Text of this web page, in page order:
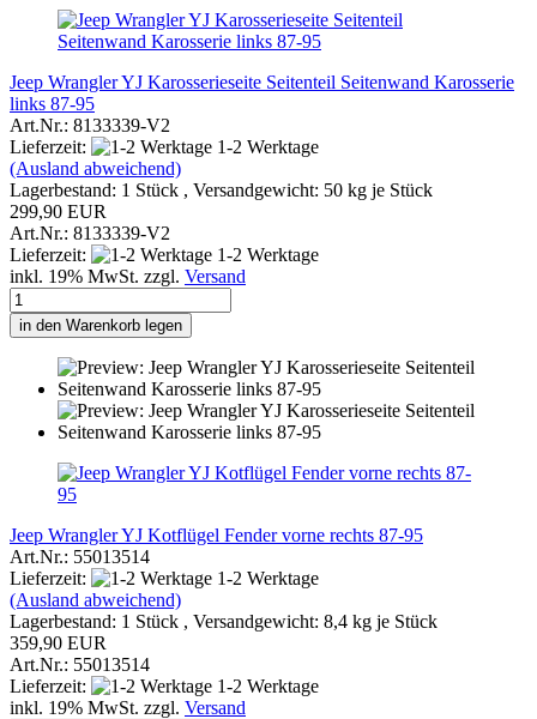
Jeep Wrangler YJ Karosserieseite Seitenteil Seitenwand Karosserie
links 87-95
Art.Nr.: 8133339-V2
Lieferzeit:
1-2 Werktage
(Ausland abweichend)
Lagerbestand: 1 Stück , Versandgewicht: 50 kg je Stück
299,90 EUR
Art.Nr.: 8133339-V2
Lieferzeit:
1-2 Werktage
inkl. 19% MwSt. zzgl. Versand
in den Warenkorb legen
Jeep Wrangler YJ Kotflügel Fender vorne rechts 87-95
Art.Nr.: 55013514
Lieferzeit:
1-2 Werktage
(Ausland abweichend)
Lagerbestand: 1 Stück , Versandgewicht: 8,4 kg je Stück
359,90 EUR
Art.Nr.: 55013514
Lieferzeit:
1-2 Werktage
inkl. 19% MwSt. zzgl. Versand